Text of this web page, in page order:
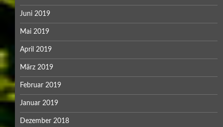
Juni 2019
Mai 2019
April 2019
März 2019
Februar 2019
Januar 2019
Dezember 2018